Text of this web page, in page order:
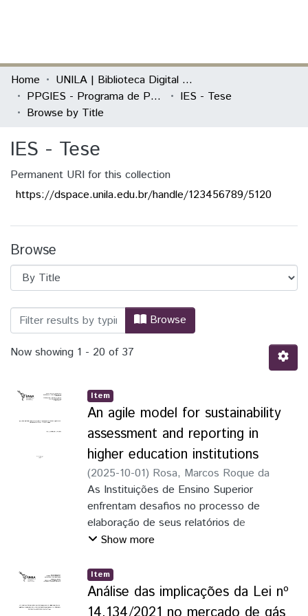
Communities & Collections
All of DSpace
Home
UNILA | Biblioteca Digital de Dissertações e Teses
PPGIES - Programa de Pós-Graduação Interdisciplinar em Energia e Sustentabilidade
IES - Tese
Browse by Title
IES - Tese
Permanent URI for this collection
https://dspace.unila.edu.br/handle/123456789/5120
Browse
Browsing IES - Tese by Title
Browse
Now showing 1 - 20 of 37
Item
An agile model for sustainability
assessment and reporting in
higher education institutions
(2025-10-01) Rosa, Marcos Roque da
As Instituições de Ensino Superior
enfrentam desafios no processo de
elaboração de seus relatórios de
sustentabilidade, como a identificação de
ausência de estruturas de avaliação
adequadas para o ensino superior, dados
fragmentados e inconsistentes, além de
Show more
Item
Análise das implicações da Lei nº